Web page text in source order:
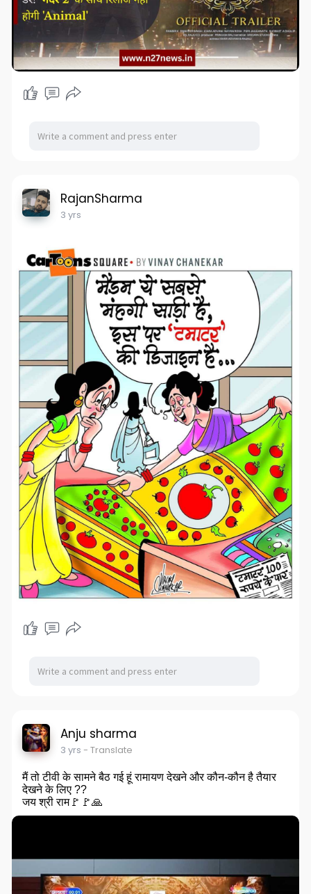
RajanSharma
3 yrs
Anju sharma
3 yrs - Translate
मैं तो टीवी के सामने बैठ गई हूं रामायण देखने और कौन-कौन है तैयार
देखने के लिए ??
जय श्री राम🚩🚩🙏